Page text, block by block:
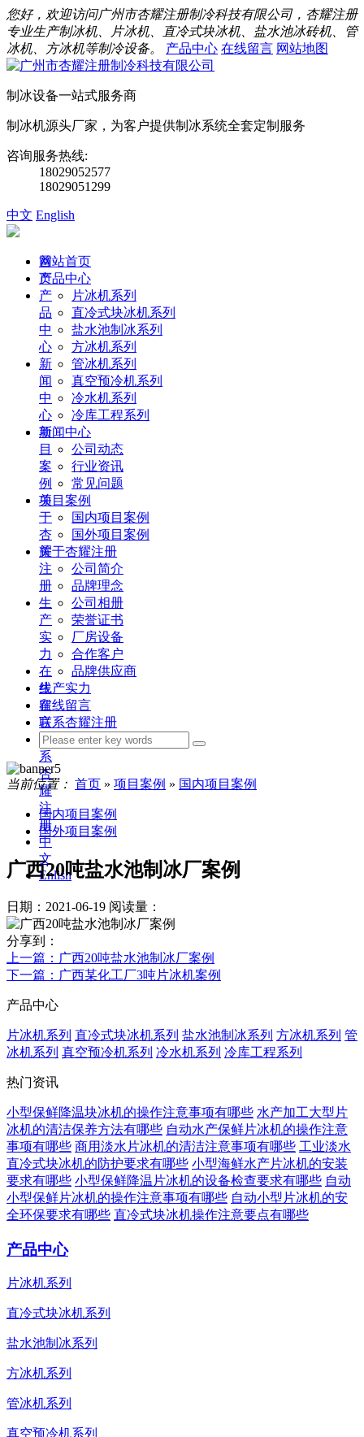
您好，欢迎访问广州市杏耀注册制冷科技有限公司，杏耀注册
专业生产制冰机、片冰机、直冷式块冰机、盐水池冰砖机、管
冰机、方冰机等制冷设备。
产品中心 在线留言 网站地图
制冰设备一站式服务商
制冰机源头厂家，为客户提供制冰系统全套定制服务
咨询服务热线:
18029052577
18029051299
中文 English
首
页
产
品
中
心
新
闻
中
心
项
目
案
例
关
于
杏
耀
注
册
生
产
实
力
在
线
留
言
联
系
杏
耀
注
册
中
文
Enlish
网站首页
产品中心
片冰机系列
直冷式块冰机系列
盐水池制冰系列
方冰机系列
管冰机系列
真空预冷机系列
冷水机系列
冷库工程系列
新闻中心
公司动态
行业资讯
常见问题
项目案例
国内项目案例
国外项目案例
关于杏耀注册
公司简介
品牌理念
公司相册
荣誉证书
厂房设备
合作客户
品牌供应商
生产实力
在线留言
联系杏耀注册
当前位置： 首页 » 项目案例 » 国内项目案例
国内项目案例
国外项目案例
广西20吨盐水池制冰厂案例
日期：2021-06-19 阅读量：
分享到：
上一篇 ：广西20吨盐水池制冰厂案例
下一篇 ：广西某化工厂3吨片冰机案例
产品中心
片冰机系列 直冷式块冰机系列 盐水池制冰系列 方冰机系列 管
冰机系列 真空预冷机系列 冷水机系列 冷库工程系列
热门资讯
小型保鲜降温块冰机的操作注意事项有哪些 水产加工大型片
冰机的清洁保养方法有哪些 自动水产保鲜片冰机的操作注意
事项有哪些 商用淡水片冰机的清洁注意事项有哪些 工业淡水
直冷式块冰机的防护要求有哪些 小型海鲜水产片冰机的安装
要求有哪些 小型保鲜降温片冰机的设备检查要求有哪些 自动
小型保鲜片冰机的操作注意事项有哪些 自动小型片冰机的安
全环保要求有哪些 直冷式块冰机操作注意要点有哪些
产品中心
片冰机系列
直冷式块冰机系列
盐水池制冰系列
方冰机系列
管冰机系列
真空预冷机系列